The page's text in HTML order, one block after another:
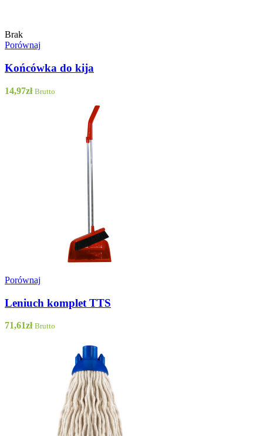
Brak
Porównaj
Końcówka do kija
14,97zł Brutto
Porównaj
Leniuch komplet TTS
71,61zł Brutto